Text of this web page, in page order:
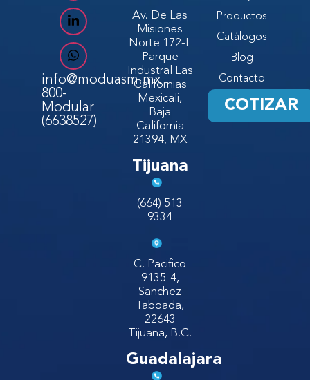
info@moduasm.mx
800-
Modular
(6638527)
Av. De Las
Misiones
Norte 172-L
Parque
Industral Las
Californias
Mexicali,
Baja
California
21394, MX
Tijuana
(664) 513
9334
C. Pacifico
9135-4,
Sanchez
Taboada,
22643
Tijuana, B.C.
Guadalajara
Productos
Catálogos
Blog
Contacto
COTIZAR